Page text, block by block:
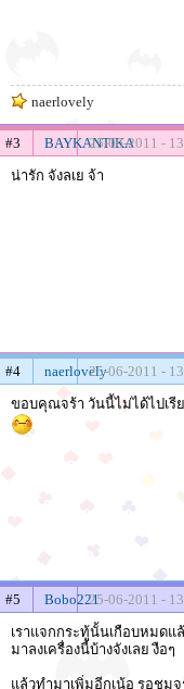
naerlovely
#3 BAYKANTIKA
25-06-2011 -
น่ารัก จังลเย จ้า
#4 naerlovely25-06-2011 -
ขอบคุณจร้า วันนี้ไม่ได้ไปเรี
#5 Bobo22125-06-2011 -
เราแจกกระทู้นั้นเกือบหมดแ
มาลงเครื่องนี้บ้างจังเลย งือๆ
แล้วทำมาเพิ่มอีกเน้อ รอชมจ